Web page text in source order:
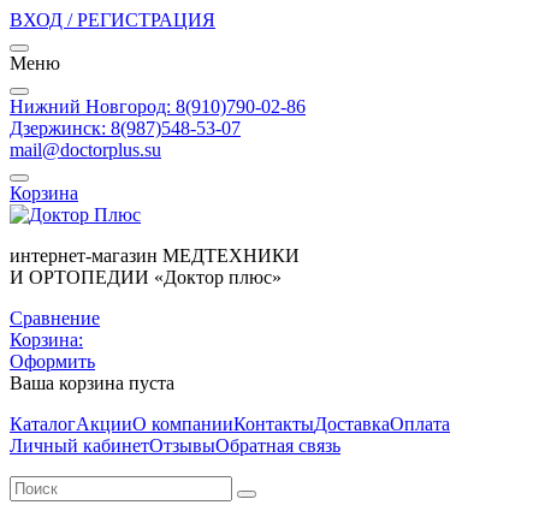
ВХОД / РЕГИСТРАЦИЯ
Меню
Нижний Новгород: 8(910)790-02-86
Дзержинск: 8(987)548-53-07
mail@doctorplus.su
Корзина
интернет-магазин МЕДТЕХНИКИ
И ОРТОПЕДИИ «Доктор плюс»
Сравнение
Корзина:
Оформить
Ваша корзина пуста
КаталогАкцииО компанииКонтактыДоставкаОплата
Личный кабинетОтзывыОбратная связь